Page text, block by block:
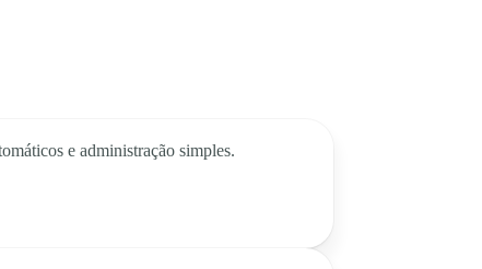
e administração simples.